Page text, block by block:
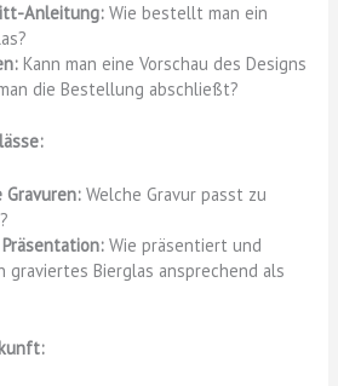
Anleitung: Wie bestellt man ein
Kann man eine Vorschau des Designs
die Bestellung abschließt?
Gravuren: Welche Gravur passt zu
Wie präsentiert und
graviertes Bierglas ansprechend als